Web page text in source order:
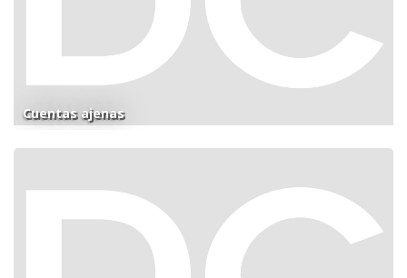
Cuentas ajenas